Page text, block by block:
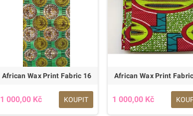
African Wax Print Fabric 16
1 000,00 Kč KOUPIT
African Wax Print
1 000,00 Kč